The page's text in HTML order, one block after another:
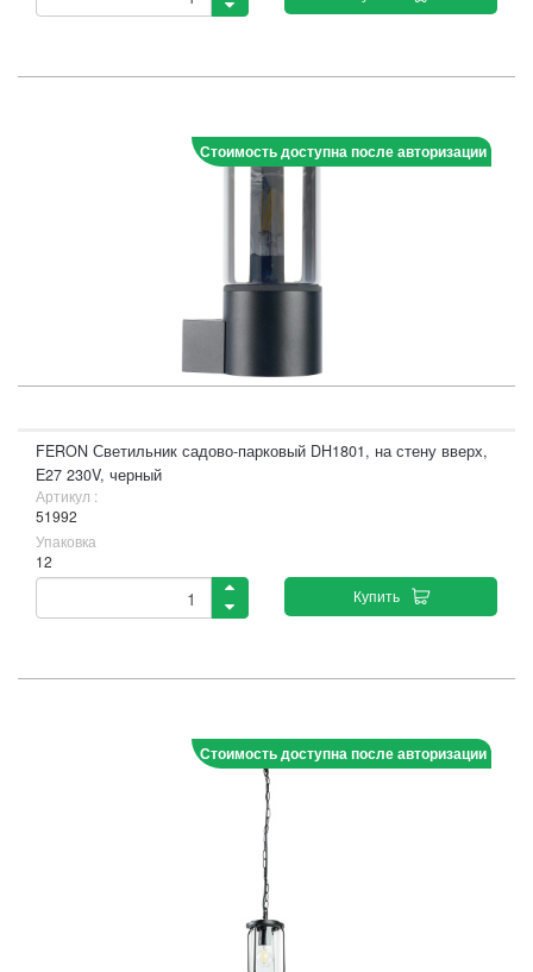
Стоимость доступна после авторизации
FERON Светильник садово-парковый DH1801, на стену вверх,
E27 230V, черный
Артикул :
51992
Упаковка
12
Купить
Стоимость доступна после авторизации